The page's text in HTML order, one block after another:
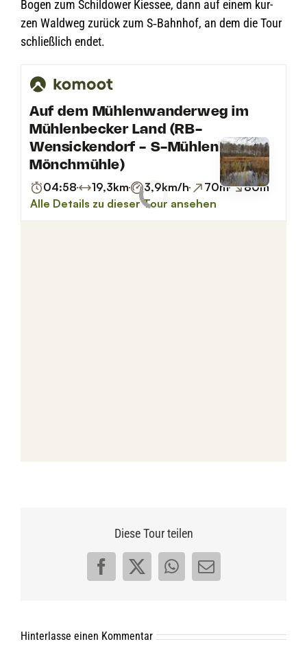
Bogen zum Schil­dower Kies­see, dann auf einem kur­
zen Wald­weg zurück zum S‑Bahnhof, an dem die Tour
schließ­lich endet.
Diese Tour teilen
Facebook
X WhatsApp
E-
Hinterlasse einen Kommentar